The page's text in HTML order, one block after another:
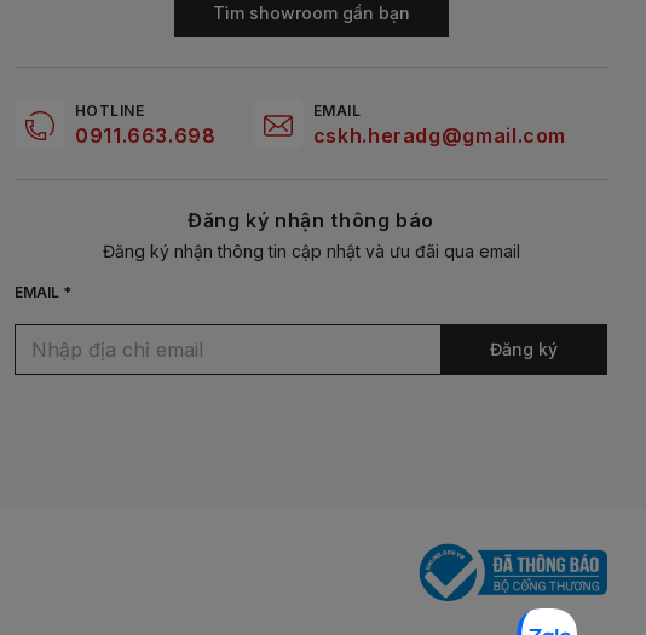
Tìm showroom gần bạn
HOTLINE
0911.663.698
EMAIL
cskh.heradg@gmail.com
Đăng ký nhận thông báo
Đăng ký nhận thông tin cập nhật và ưu đãi qua email
EMAIL *
Đăng ký